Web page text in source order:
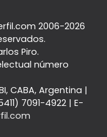
2006-2026
Piro.
número
, CABA, Argentina |
7091-4922| E-